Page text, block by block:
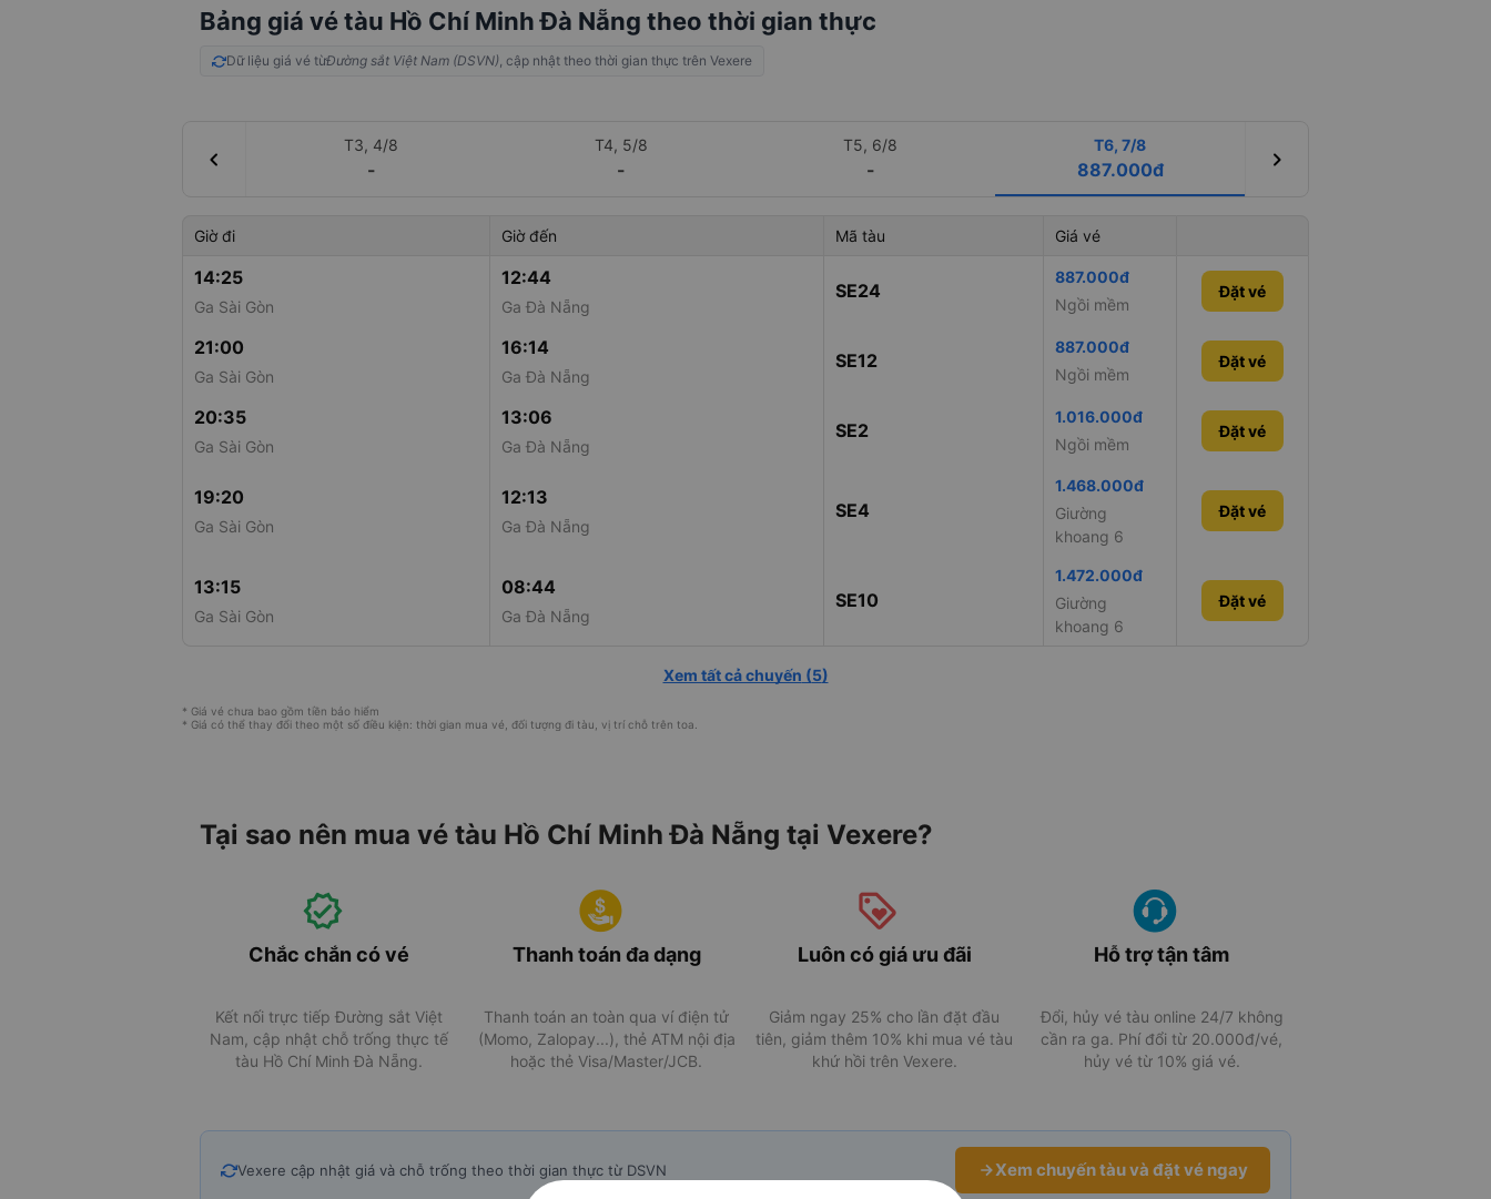
Bảng giá vé tàu Hồ Chí Minh Đà Nẵng theo thời gian thực
Dữ liệu giá vé từĐường sắt Việt Nam (DSVN), cập nhật theo thời gian thực trên Vexere
chevron_left
T3, 4/8
-
T4, 5/8
-
T5, 6/8
-
T6, 7/8
887.000đ chevron_right
Giờ đi Giờ đến Mã tàu Giá vé
14:25
Ga Sài Gòn
12:44
Ga Đà Nẵng
SE24
887.000đ
Ngồi mềm
Đặt vé
21:00
Ga Sài Gòn
16:14
Ga Đà Nẵng
SE12
887.000đ
Ngồi mềm
Đặt vé
20:35
Ga Sài Gòn
13:06
Ga Đà Nẵng
SE2
1.016.000đ
Ngồi mềm
Đặt vé
19:20
Ga Sài Gòn
12:13
Ga Đà Nẵng
SE4
1.468.000đ
Giường
khoang 6
Đặt vé
13:15
Ga Sài Gòn
08:44
Ga Đà Nẵng
SE10
1.472.000đ
Giường
khoang 6
Đặt vé
Xem tất cả chuyến (5)
* Giá vé chưa bao gồm tiền bảo hiểm
* Giá có thể thay đổi theo một số điều kiện: thời gian mua vé, đối tượng đi tàu, vị trí chỗ trên toa.
Tại sao nên mua vé tàu Hồ Chí Minh Đà Nẵng tại Vexere?
Chắc chắn có vé
Kết nối trực tiếp Đường sắt Việt
Nam, cập nhật chỗ trống thực tế
tàu Hồ Chí Minh Đà Nẵng.
Thanh toán đa dạng
Thanh toán an toàn qua ví điện tử
(Momo, Zalopay...), thẻ ATM nội địa
hoặc thẻ Visa/Master/JCB.
Luôn có giá ưu đãi
Giảm ngay 25% cho lần đặt đầu
tiên, giảm thêm 10% khi mua vé tàu
khứ hồi trên Vexere.
Hỗ trợ tận tâm
Đổi, hủy vé tàu online 24/7 không
cần ra ga. Phí đổi từ 20.000đ/vé,
hủy vé từ 10% giá vé.
Vexere cập nhật giá và chỗ trống theo thời gian thực từ DSVN Xem chuyến tàu và đặt vé ngay